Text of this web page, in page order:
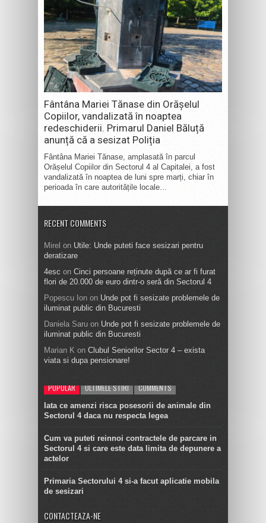
Fântâna Mariei Tănase din Orășelul
Copiilor, vandalizată în noaptea
redeschiderii. Primarul Daniel Băluță
anunță că a sesizat Poliția
Fântâna Mariei Tănase, amplasată în parcul
Orășelul Copiilor din Sectorul 4 al Capitalei, a fost
vandalizată în noaptea de luni spre marți, chiar în
perioada în care autoritățile locale...
RECENT COMMENTS
Mirel on Utile: Unde puteti face sesizari pentru
deratizare
4esc on Cinci persoane reținute după ce ar fi furat
flori de 20.000 de euro dintr-o seră din Sectorul 4
Popescu Ion on Unde pot fi sesizate problemele de
iluminat public din Bucuresti
Daniela Saru on Unde pot fi sesizate problemele de
iluminat public din Bucuresti
Marian K on Clubul Seniorilor Sector 4 – exista
viata si dupa pensionare!
POPULAR ULTIMELE STIRI COMMENTS
Iata ce amenzi risca posesorii de animale din
Sectorul 4 daca nu respecta legea
Cum va puteti reinnoi contractele de parcare in
Sectorul 4 si care este data limita de depunere a
actelor
Primaria Sectorului 4 si-a facut aplicatie mobila
de sesizari
CONTACTEAZA-NE